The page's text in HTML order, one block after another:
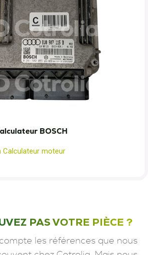
BOSCH
Calculateur moteur
PAS VOTRE PIÈCE ?
les références que nous